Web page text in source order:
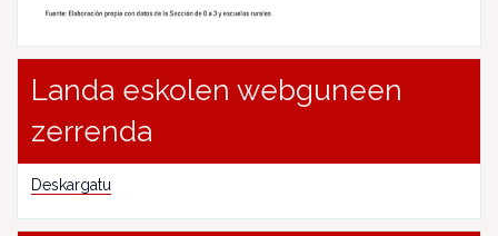
Landa eskolen webguneen
zerrenda
Deskargatu